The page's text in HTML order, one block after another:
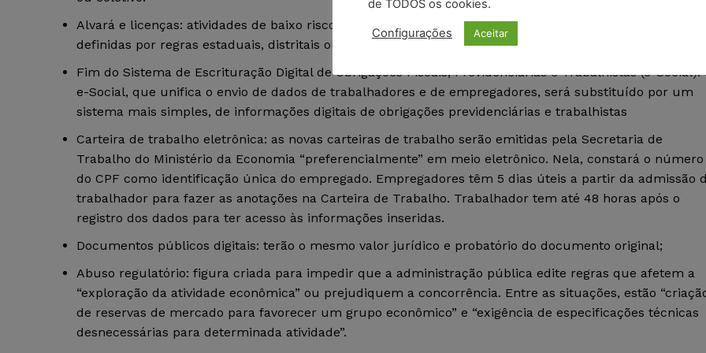
Alvará e licenças: atividades de baixo risco não exigirão mais alvará de funcionamento. Elas serão
definidas por regras estaduais, distritais ou municipais.
Fim do Sistema de Escrituração Digital de Obrigações Fiscais, Previdenciárias e Trabalhistas (e-Social):
e-Social, que unifica o envio de dados de trabalhadores e de empregadores, será substituído por um
sistema mais simples, de informações digitais de obrigações previdenciárias e trabalhistas
Carteira de trabalho eletrônica: as novas carteiras de trabalho serão emitidas pela Secretaria de
Trabalho do Ministério da Economia “preferencialmente” em meio eletrônico. Nela, constará o número
do CPF como identificação única do empregado. Empregadores têm 5 dias úteis a partir da admissão
trabalhador para fazer as anotações na Carteira de Trabalho. Trabalhador tem até 48 horas após o
registro dos dados para ter acesso às informações inseridas.
Documentos públicos digitais: terão o mesmo valor jurídico e probatório do documento original;
Abuso regulatório: figura criada para impedir que a administração pública edite regras que afetem a
“exploração da atividade econômica” ou prejudiquem a concorrência. Entre as situações, estão
de reservas de mercado para favorecer um grupo econômico” e “exigência de especificações técnicas
desnecessárias para determinada atividade”.
de TODOS os cookies.
Configurações Aceitar